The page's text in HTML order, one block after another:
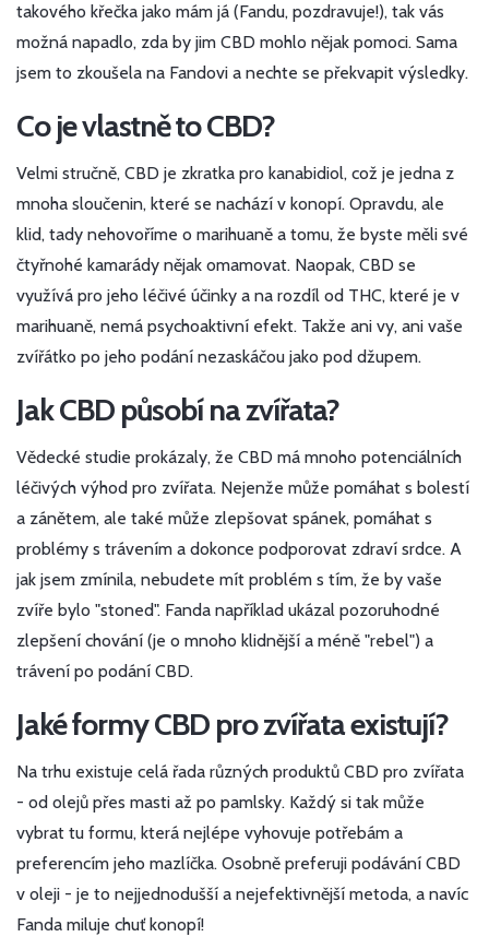
takového křečka jako mám já (Fandu, pozdravuje!), tak vás
možná napadlo, zda by jim CBD mohlo nějak pomoci. Sama
jsem to zkoušela na Fandovi a nechte se překvapit výsledky.
Co je vlastně to CBD?
Velmi stručně, CBD je zkratka pro kanabidiol, což je jedna z
mnoha sloučenin, které se nachází v konopí. Opravdu, ale
klid, tady nehovoříme o marihuaně a tomu, že byste měli své
čtyřnohé kamarády nějak omamovat. Naopak, CBD se
využívá pro jeho léčivé účinky a na rozdíl od THC, které je v
marihuaně, nemá psychoaktivní efekt. Takže ani vy, ani vaše
zvířátko po jeho podání nezaskáčou jako pod džupem.
Jak CBD působí na zvířata?
Vědecké studie prokázaly, že CBD má mnoho potenciálních
léčivých výhod pro zvířata. Nejenže může pomáhat s bolestí
a zánětem, ale také může zlepšovat spánek, pomáhat s
problémy s trávením a dokonce podporovat zdraví srdce. A
jak jsem zmínila, nebudete mít problém s tím, že by vaše
zvíře bylo "stoned". Fanda například ukázal pozoruhodné
zlepšení chování (je o mnoho klidnější a méně "rebel") a
trávení po podání CBD.
Jaké formy CBD pro zvířata existují?
Na trhu existuje celá řada různých produktů CBD pro zvířata
- od olejů přes masti až po pamlsky. Každý si tak může
vybrat tu formu, která nejlépe vyhovuje potřebám a
preferencím jeho mazlíčka. Osobně preferuji podávání CBD
v oleji - je to nejjednodušší a nejefektivnější metoda, a navíc
Fanda miluje chuť konopí!